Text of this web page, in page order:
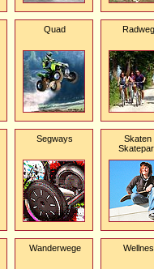
Quad
Segways
Skaten
Wanderwege